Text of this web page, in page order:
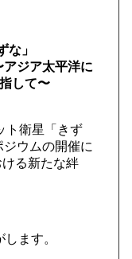
な」
アジア太平洋に
して〜
ト衛星「きず
ウムの開催に
る新たな絆
ます。